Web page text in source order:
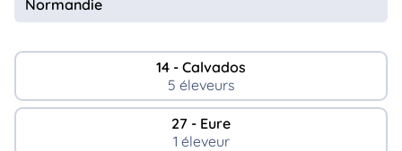
Normandie
14 - Calvados
5 éleveurs
27 - Eure
1 éleveur